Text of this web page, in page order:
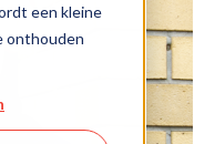
een kleine
onthouden